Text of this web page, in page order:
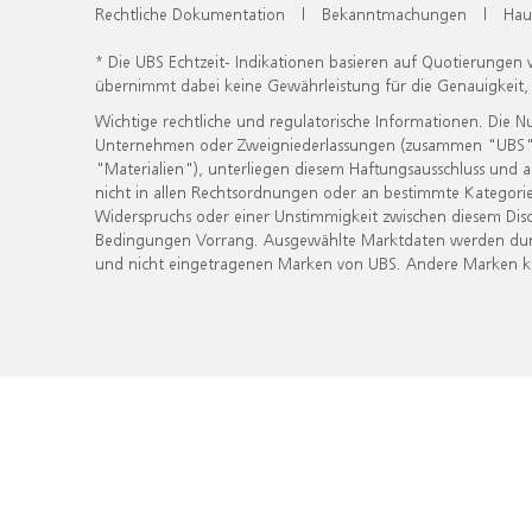
Rechtliche Dokumentation | Bekanntmachungen |
* Die UBS Echtzeit- Indikationen basieren auf
übernimmt dabei keine Gewährleistung für die
Wichtige rechtliche und regulatorische Informationen. Die
Unternehmen oder Zweigniederlassungen (zusammen
"Materialien"), unterliegen diesem Haftungsausschluss
nicht in allen Rechtsordnungen oder an bestimmte
Widerspruchs oder einer Unstimmigkeit zwischen diesem
Bedingungen Vorrang. Ausgewählte Marktdaten werden
und nicht eingetragenen Marken von UBS. Andere Marken